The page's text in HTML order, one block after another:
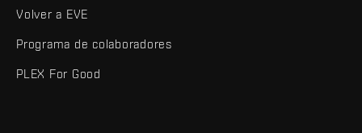
Volver a EVE
Programa de colaboradores
PLEX For Good